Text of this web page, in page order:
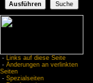
- Links auf diese Seite
- Änderungen an verlinkten
Seiten
- Spezialseiten